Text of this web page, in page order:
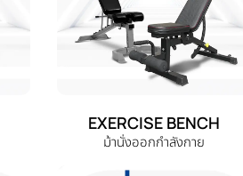
EXERCISE BENCH
ม้านั่งออกกำลังกาย